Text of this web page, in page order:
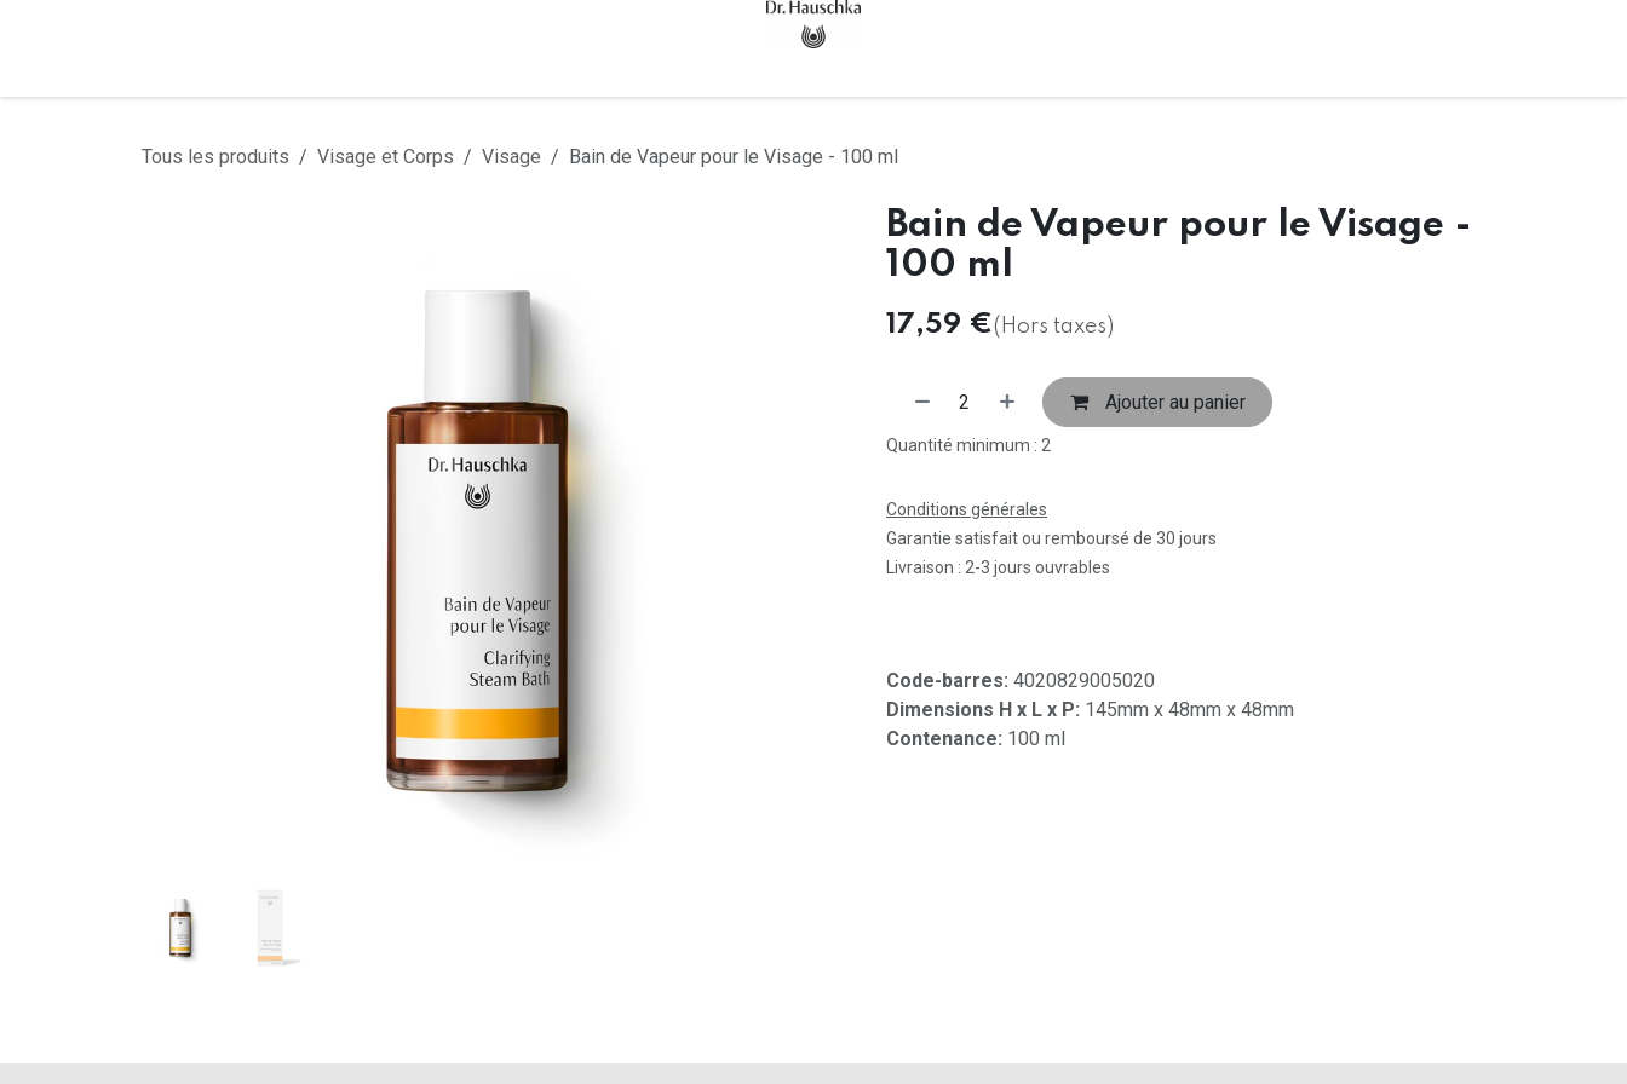
Tous les produits Visage et Corps Visage Bain de Vapeur pour le Visage - 100 ml
Bain de Vapeur pour le Visage -
100 ml
17,59 €(Hors taxes)
Ajouter au panier
Quantité minimum : 2
Conditions générales
Garantie satisfait ou remboursé de 30 jours
Livraison : 2-3 jours ouvrables
Code-barres: 4020829005020
Dimensions H x L x P: 145mm x 48mm x 48mm
Contenance: 100 ml